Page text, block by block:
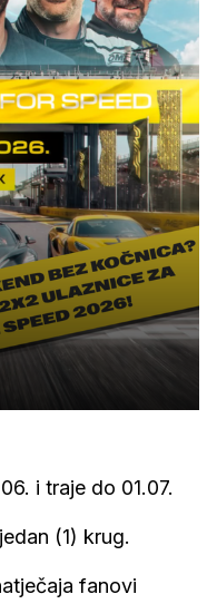
i traje do 01.07.
(1) krug.
fanovi